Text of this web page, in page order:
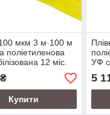
мкм 3 м·100 м
поліетиленова
12 міс.
Кременчуг
Купити
УФ
5